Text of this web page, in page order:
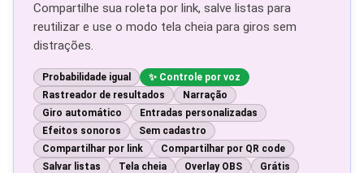
Compartilhe sua roleta por link, salve listas para
reutilizar e use o modo tela cheia para giros sem
distrações.
Probabilidade igual
Controle por voz
Rastreador de resultados
Narração
Giro automático
Entradas personalizadas
Efeitos sonoros
Sem cadastro
Compartilhar por link
Compartilhar por QR code
Salvar listas
Tela cheia Overlay OBS Grátis